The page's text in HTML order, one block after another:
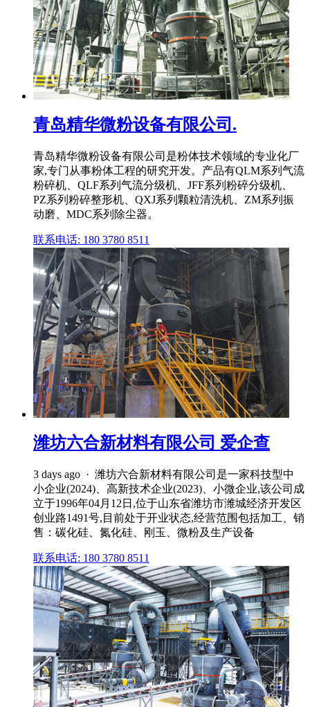
青岛精华微粉设备有限公司.
青岛精华微粉设备有限公司是粉体技术领域的专业化厂
家,专门从事粉体工程的研究开发。产品有QLM系列气流
粉碎机、QLF系列气流分级机、JFF系列粉碎分级机、
PZ系列粉碎整形机、QXJ系列颗粒清洗机、ZM系列振
动磨、MDC系列除尘器。
联系电话: 180 3780 8511
潍坊六合新材料有限公司 爱企查
3 days ago · 潍坊六合新材料有限公司是一家科技型中
小企业(2024)、高新技术企业(2023)、小微企业,该公司成
立于1996年04月12日,位于山东省潍坊市潍城经济开发区
创业路1491号,目前处于开业状态,经营范围包括加工、销
售：碳化硅、氮化硅、刚玉、微粉及生产设备
联系电话: 180 3780 8511